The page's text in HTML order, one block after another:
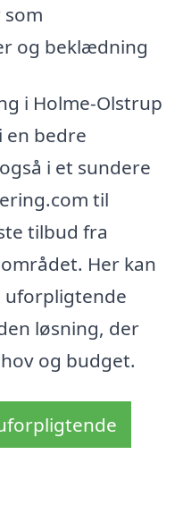
og beklædning
i Holme-Olstrup
en bedre
i et sundere
til
tilbud fra
Her kan
uforpligtende
løsning, der
og budget.